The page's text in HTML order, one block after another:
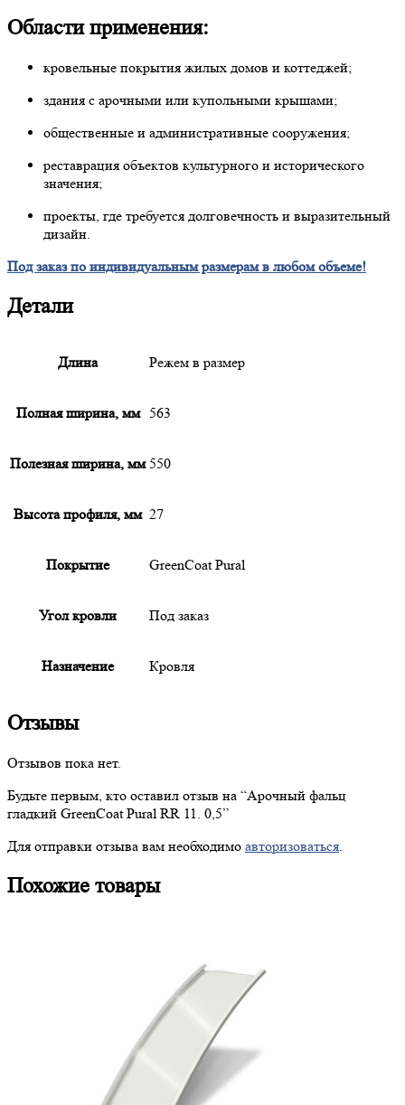
Области применения:
кровельные покрытия жилых домов и коттеджей;
здания с арочными или купольными крышами;
общественные и административные сооружения;
реставрация объектов культурного и исторического
значения;
проекты, где требуется долговечность и выразительный
дизайн.
Под заказ по индивидуальным размерам в любом объеме!
Детали
Длина Режем в размер
Полная ширина, мм 563
Полезная ширина, мм 550
Высота профиля, мм 27
Покрытие GreenСoat Pural
Угол кровли Под заказ
Назначение Кровля
Отзывы
Отзывов пока нет.
Будьте первым, кто оставил отзыв на “Арочный фальц
гладкий GreenCoat Pural RR 11. 0,5”
Для отправки отзыва вам необходимо авторизоваться.
Похожие товары